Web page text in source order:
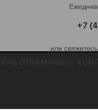
+7
или